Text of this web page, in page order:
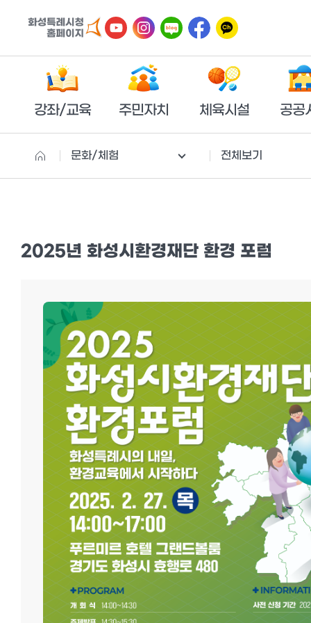
강좌/교육 주민자치 체육시설 공공
문화/체험 전체보기
2025년 화성시환경재단 환경 포럼